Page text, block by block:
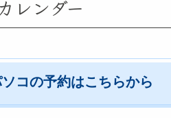
レンダー
コの予約はこちらから